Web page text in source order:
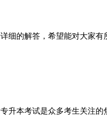
细的解答，希望能对大家有
升本考试是众多考生关注的